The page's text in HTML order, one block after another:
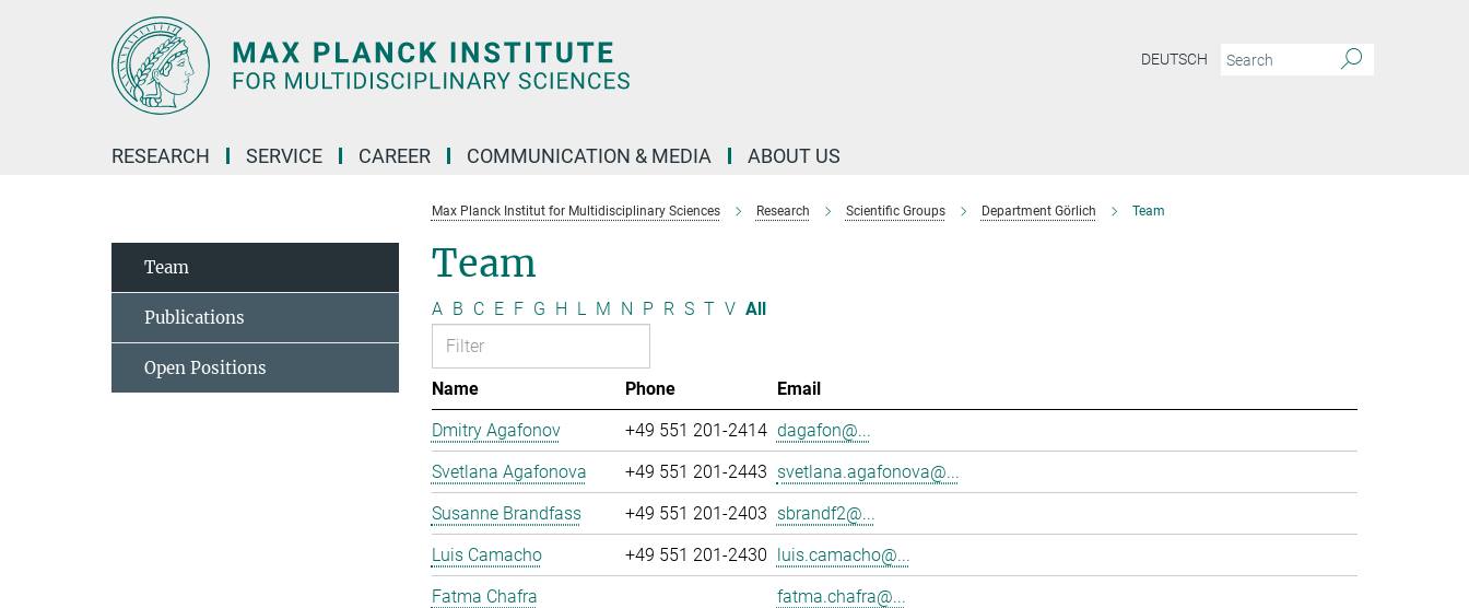
DEUTSCH
RESEARCH SERVICE CAREER COMMUNICATION & MEDIA ABOUT US
Max Planck Institut for Multidisciplinary Sciences Research Scientific Groups Department Görlich Team
Team
A B C E F G H L M N P R S T V All
Name Phone
Email
Dmitry Agafonov
+49 551 201-2414 dagafon@...
Svetlana Agafonova
+49 551 201-2443 svetlana.agafonova@...
Susanne Brandfass
+49 551 201-2403 sbrandf2@...
Luis Camacho
+49 551 201-2430 luis.camacho@...
Fatma Chafra
fatma.chafra@...
Team
Publications
Open Positions